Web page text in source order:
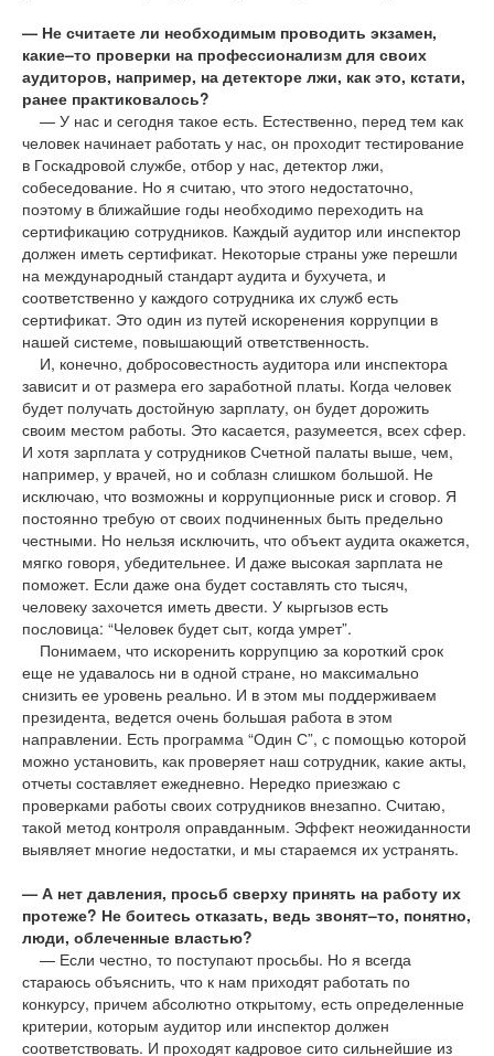
— Не считаете ли необходимым проводить экзамен,
какие–то проверки на профессионализм для своих
аудиторов, например, на детекторе лжи, как это, кстати,
ранее практиковалось?
— У нас и сегодня такое есть. Естественно, перед тем как
человек начинает работать у нас, он проходит тестирование
в Госкадровой службе, отбор у нас, детектор лжи,
собеседование. Но я считаю, что этого недостаточно,
поэтому в ближайшие годы необходимо переходить на
сертификацию сотрудников. Каждый аудитор или инспектор
должен иметь сертификат. Некоторые страны уже перешли
на международный стандарт аудита и бухучета, и
соответственно у каждого сотрудника их служб есть
сертификат. Это один из путей искоренения коррупции в
нашей системе, повышающий ответственность.
И, конечно, добросовестность аудитора или инспектора
зависит и от размера его заработной платы. Когда человек
будет получать достойную зарплату, он будет дорожить
своим местом работы. Это касается, разумеется, всех сфер.
И хотя зарплата у сотрудников Счетной палаты выше, чем,
например, у врачей, но и соблазн слишком большой. Не
исключаю, что возможны и коррупционные риск и сговор. Я
постоянно требую от своих подчиненных быть предельно
честными. Но нельзя исключить, что объект аудита окажется,
мягко говоря, убедительнее. И даже высокая зарплата не
поможет. Если даже она будет составлять сто тысяч,
человеку захочется иметь двести. У кыргызов есть
пословица: “Человек будет сыт, когда умрет”.
Понимаем, что искоренить коррупцию за короткий срок
еще не удавалось ни в одной стране, но максимально
снизить ее уровень реально. И в этом мы поддерживаем
президента, ведется очень большая работа в этом
направлении. Есть программа “Один С”, с помощью которой
можно установить, как проверяет наш сотрудник, какие акты,
отчеты составляет ежедневно. Нередко приезжаю с
проверками работы своих сотрудников внезапно. Считаю,
такой метод контроля оправданным. Эффект неожиданности
выявляет многие недостатки, и мы стараемся их устранять.
— А нет давления, просьб сверху принять на работу их
протеже? Не боитесь отказать, ведь звонят–то, понятно,
люди, облеченные властью?
— Если честно, то поступают просьбы. Но я всегда
стараюсь объяснить, что к нам приходят работать по
конкурсу, причем абсолютно открытому, есть определенные
критерии, которым аудитор или инспектор должен
соответствовать. И проходят кадровое сито сильнейшие из